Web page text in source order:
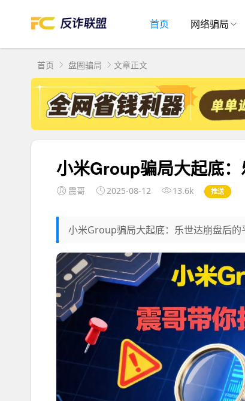
首页 网络骗局
首页 盘圈骗局 文章正文
小米Group骗局大起底
震哥 2025-08-12 13.6k 推送
小米Group骗局大起底：乐世达崩盘后的